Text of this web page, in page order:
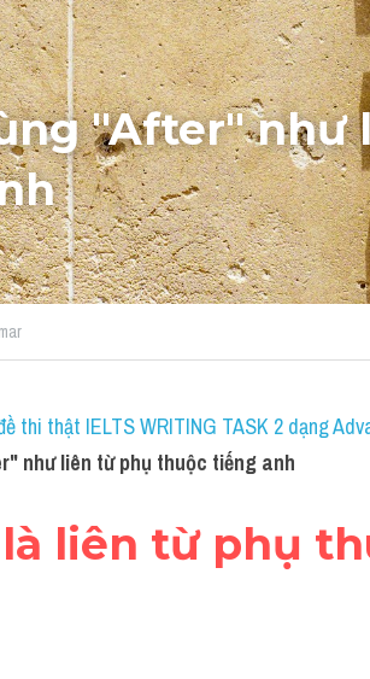
"After"
thi thật IELTS WRITING TASK 2 dạng
như liên từ phụ thuộc tiếng anh
liên từ phụ